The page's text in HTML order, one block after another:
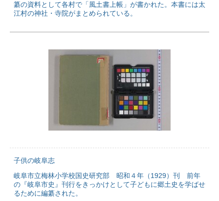
纂の資料として各村で「風土書上帳」が書かれた。本書には太
江村の神社・寺院がまとめられている。
子供の岐阜志
岐阜市立梅林小学校国史研究部 昭和４年（1929）刊 前年
の『岐阜市史』刊行をきっかけとして子どもに郷土史を学ばせ
るために編纂された。